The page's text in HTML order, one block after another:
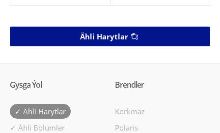
Ähli Harytlar
Gysga Ýol
✓ Ähli Harytlar
✓ Ähli Bölümler
Brendler
Korkmaz
Polaris